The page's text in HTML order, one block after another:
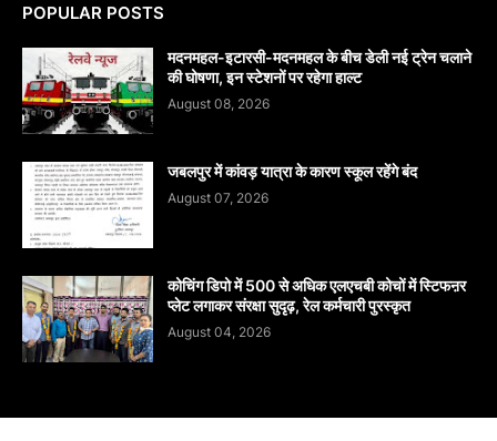
POPULAR POSTS
मदनमहल-इटारसी-मदनमहल के बीच डेली नई ट्रेन चलाने
की घोषणा, इन स्टेशनों पर रहेगा हाल्ट
August 08, 2026
जबलपुर में कांवड़ यात्रा के कारण स्कूल रहेंगे बंद
August 07, 2026
कोचिंग डिपो में 500 से अधिक एलएचबी कोचों में स्टिफऩर
प्लेट लगाकर संरक्षा सुदृढ़, रेल कर्मचारी पुरस्कृत
August 04, 2026